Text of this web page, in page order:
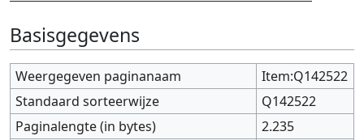
Ga naar:
Basisgegevens
Weergegeven paginanaam
Item:Q142522
Standaard sorteerwijze
Q142522
Paginalengte (in bytes)
2.235